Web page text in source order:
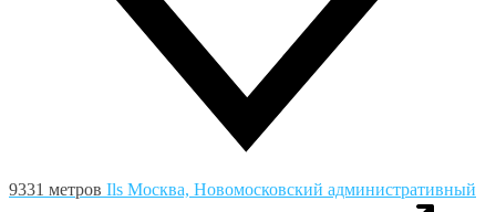
9331 метров Ils Москва, Новомосковский административный